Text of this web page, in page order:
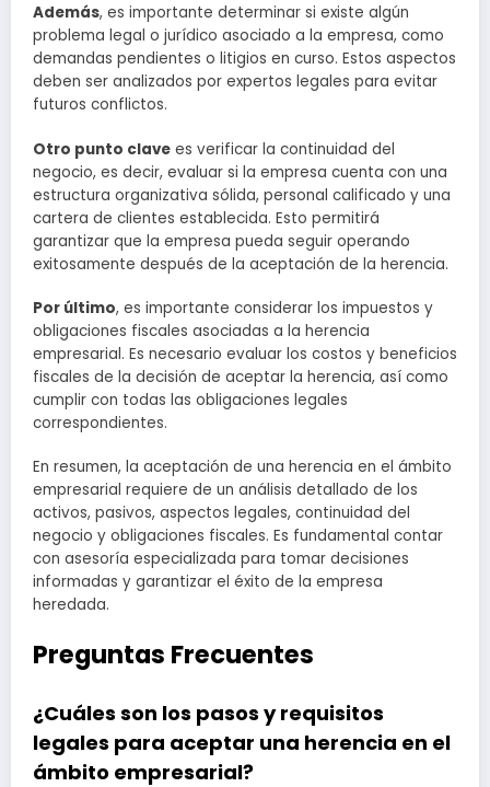
Además, es importante determinar si existe algún
problema legal o jurídico asociado a la empresa, como
demandas pendientes o litigios en curso. Estos aspectos
deben ser analizados por expertos legales para evitar
futuros conflictos.
Otro punto clave es verificar la continuidad del
negocio, es decir, evaluar si la empresa cuenta con una
estructura organizativa sólida, personal calificado y una
cartera de clientes establecida. Esto permitirá
garantizar que la empresa pueda seguir operando
exitosamente después de la aceptación de la herencia.
Por último, es importante considerar los impuestos y
obligaciones fiscales asociadas a la herencia
empresarial. Es necesario evaluar los costos y beneficios
fiscales de la decisión de aceptar la herencia, así como
cumplir con todas las obligaciones legales
correspondientes.
En resumen, la aceptación de una herencia en el ámbito
empresarial requiere de un análisis detallado de los
activos, pasivos, aspectos legales, continuidad del
negocio y obligaciones fiscales. Es fundamental contar
con asesoría especializada para tomar decisiones
informadas y garantizar el éxito de la empresa
heredada.
Preguntas Frecuentes
¿Cuáles son los pasos y requisitos
legales para aceptar una herencia en el
ámbito empresarial?